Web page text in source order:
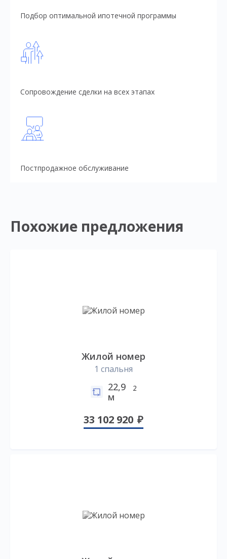
Подбор оптимальной ипотечной программы
Сопровождение сделки на всех этапах
Постпродажное обслуживание
Похожие предложения
Жилой номер
1 спальня
22,9
м
2
33 102 920